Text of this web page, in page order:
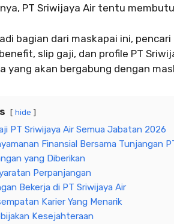
PT Sriwijaya Air tentu
bagian dari maskapai ini,
slip gaji, dan profile PT
yang akan bergabung dengan
hide
PT Sriwijaya Air Semua Jabatan 2026
Finansial Bersama Tunjangan
yang Diberikan
Perpanjangan
Bekerja di PT Sriwijaya Air
Karier Yang Menarik
Kesejahteraan